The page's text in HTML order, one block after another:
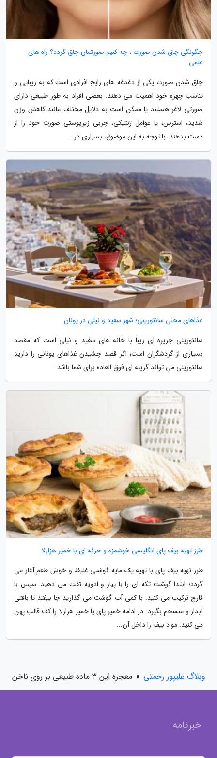
چگونگی چاق شدن صورت ، چه کنیم صورتمان چاق گردد؟ راه های
علمی
چاق شدن صورت یکی از دغدغه های رایج افرادی است که به زیبایی و
تناسب چهره خود اهمیت می دهند. بعضی افراد به طور طبیعی دارای
صورتی لاغر هستند یا ممکن است به دلایل مختلف مانند کاهش وزن
شدید، استرس، یا عوامل ژنتیکی، چربی زیرپوستی صورت خود را از
دست بدهند. با توجه به این موضوع، بسیاری در...
غذاهای محلی سانتورینی؛ شهر سفید و نیلی در یونان
سانتورینی جزیره ای زیبا با خانه های سفید و نیلی است که مقصد
بسیاری از گردشگران است؛ اگر قصد چشیدن غذاهای یونانی را دارید
سانتورینی می تواند گزینه ای فوق العاده برای شما باشد.
طرز تهیه بیف پای انگلیسی خوشمزه و حرفه ای با خمیر هزارلا
طرز تهیه بیف پای با تهیه یک مایه گوشتی غلیظ و خوش طعم آغاز می
گردد؛ ابتدا گوشت تکه ای را با پیاز و ادویه تفت می دهید. سپس با
قارچ ترکیب می کنید. با کمی آب گوشت می گذارید جا بیفتد تا بافتی
آبدار و منسجم بگیرد. در ادامه خمیر پای یا خمیر هزارلا را کف قالب پهن
می کنید. مواد بیف را داخل آن...
وبلاگ علیپور رحمتی » معجزه این 3 ماده طبیعی بر روی ناخن
خبرنامه